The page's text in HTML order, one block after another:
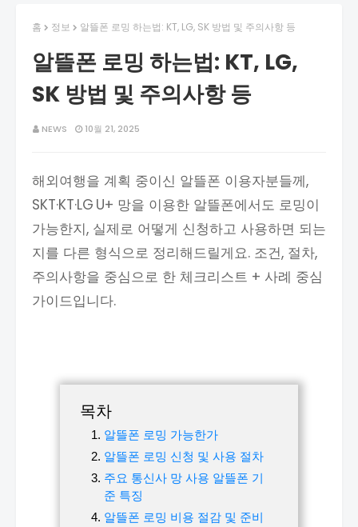
홈 정보 알뜰폰 로밍 하는법: KT, LG, SK 방법 및 주의사항 등
알뜰폰 로밍 하는법: KT, LG,
SK 방법 및 주의사항 등
NEWS 10월 21, 2025
해외여행을 계획 중이신 알뜰폰 이용자분들께,
SKT·KT·LG U+ 망을 이용한 알뜰폰에서도 로밍이
가능한지, 실제로 어떻게 신청하고 사용하면 되는
지를 다른 형식으로 정리해드릴게요. 조건, 절차,
주의사항을 중심으로 한 체크리스트 + 사례 중심
가이드입니다.
목차
알뜰폰 로밍 가능한가
알뜰폰 로밍 신청 및 사용 절차
주요 통신사 망 사용 알뜰폰 기
준 특징
알뜰폰 로밍 비용 절감 및 준비